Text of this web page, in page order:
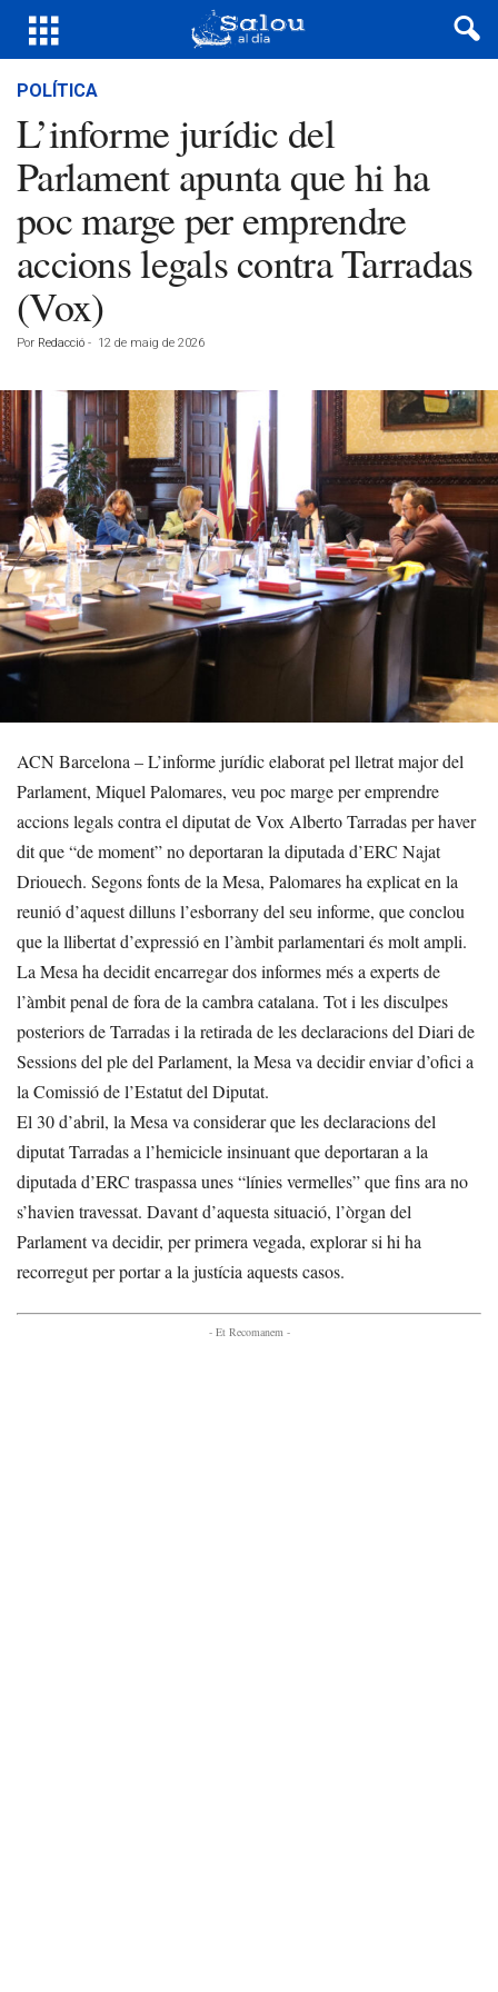
POLÍTICA
L’informe jurídic del
Parlament apunta que hi ha
poc marge per emprendre
accions legals contra Tarradas
(Vox)
Por Redacció - 12 de maig de 2026
ACN Barcelona – L’informe jurídic elaborat pel lletrat major del
Parlament, Miquel Palomares, veu poc marge per emprendre
accions legals contra el diputat de Vox Alberto Tarradas per haver
dit que “de moment” no deportaran la diputada d’ERC Najat
Driouech. Segons fonts de la Mesa, Palomares ha explicat en la
reunió d’aquest dilluns l’esborrany del seu informe, que conclou
que la llibertat d’expressió en l’àmbit parlamentari és molt ampli.
La Mesa ha decidit encarregar dos informes més a experts de
l’àmbit penal de fora de la cambra catalana. Tot i les disculpes
posteriors de Tarradas i la retirada de les declaracions del Diari de
Sessions del ple del Parlament, la Mesa va decidir enviar d’ofici a
la Comissió de l’Estatut del Diputat.
El 30 d’abril, la Mesa va considerar que les declaracions del
diputat Tarradas a l’hemicicle insinuant que deportaran a la
diputada d’ERC traspassa unes “línies vermelles” que fins ara no
s’havien travessat. Davant d’aquesta situació, l’òrgan del
Parlament va decidir, per primera vegada, explorar si hi ha
recorregut per portar a la justícia aquests casos.
- Et Recomanem -